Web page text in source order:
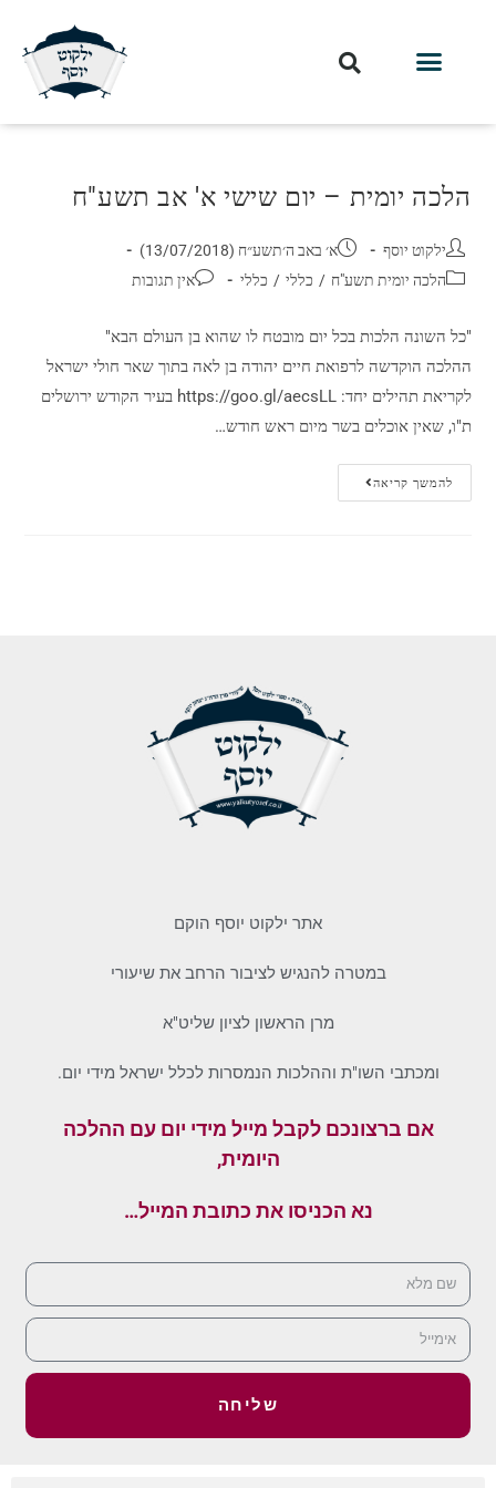
הלכה יומית – יום שישי א' אב תשע"ח
ילקוט יוסף
א׳ באב ה׳תשע״ח (13/07/2018)
הלכה יומית תשע"ח / כללי / כללי אין תגובות
"כל השונה הלכות בכל יום מובטח לו שהוא בן העולם הבא"
ההלכה הוקדשה לרפואת חיים יהודה בן לאה בתוך שאר חולי ישראל
לקריאת תהילים יחד: https://goo.gl/aecsLL בעיר הקודש ירושלים
ת"ו, שאין אוכלים בשר מיום ראש חודש…
להמשך קריאה
אתר ילקוט יוסף הוקם
במטרה להנגיש לציבור הרחב את שיעורי
מרן הראשון לציון שליט"א
ומכתבי השו"ת וההלכות הנמסרות לכלל ישראל מידי יום.
אם ברצונכם לקבל מייל מידי יום עם ההלכה
היומית,
נא הכניסו את כתובת המייל…
שליחה